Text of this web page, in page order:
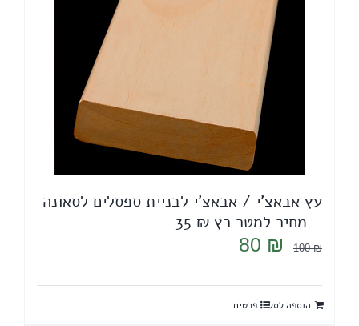
עץ אבאצ'י / אבאצ'י לבניית ספסלים לסאונה
– מחיר למטר רץ ₪ 35
100₪
המחיר
היה:
100 ₪.
80 ₪
המחיר
הוא:
80 ₪.
הוספה לסל פרטים